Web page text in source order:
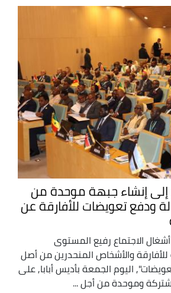
إلى إنشاء جبهة موحدة من
ودفع تعويضات للأفارقة عن
الاجتماع رفيع المستوى
والأشخاص المنحدرين من أصل
اليوم الجمعة بأديس أبابا, على
وموحدة من أجل ...